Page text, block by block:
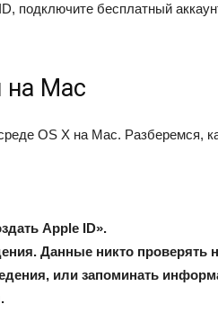
подключите бесплатный
на Mac
OS X на Mac. Разберемся,
Apple ID».
Данные никто проверять
или запоминать